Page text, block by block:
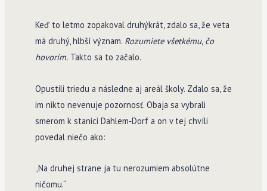
Keď to letmo zopakoval druhýkrát, zdalo sa, že veta
má druhý, hlbší význam. Rozumiete všetkému, čo
hovorím.Takto sa to začalo.
Opustili triedu a následne aj areál školy. Zdalo sa, že
im nikto nevenuje pozornosť. Obaja sa vybrali
smerom k stanici Dahlem­‑Dorf a on v tej chvíli
povedal niečo ako:
„Na druhej strane ja tu nerozumiem absolútne
ničomu.“